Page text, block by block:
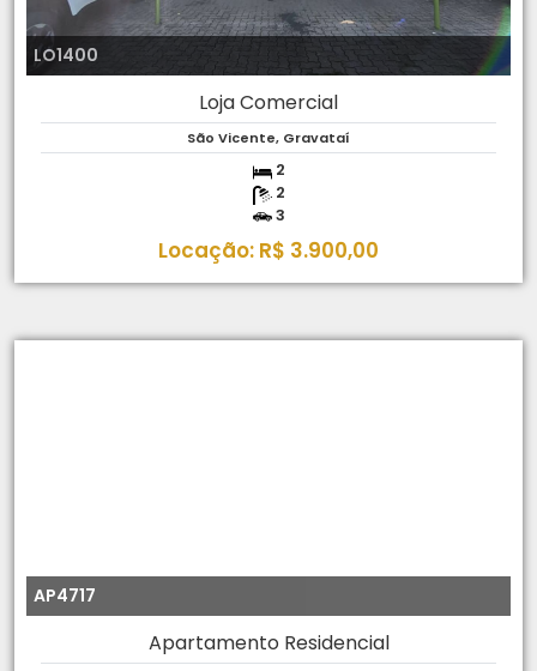
LO1400
Loja Comercial
São Vicente, Gravataí
2
2
3
Locação: R$ 3.900,00
AP4717
Apartamento Residencial